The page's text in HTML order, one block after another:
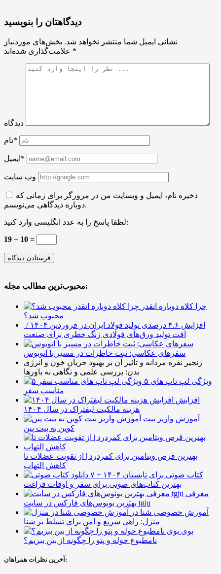
دیدگاهتان را بنویسید
نشانی ایمیل شما منتشر نخواهد شد. بخش‌های موردنیاز
*
دیدگاه
نام*
ایمیل*
وب سایت
ذخیره نام، ایمیل و وبسایت من در مرورگر برای زمانی که
دوباره دیدگاهی می‌نویسم.
لطفا پاسخ را به عدد انگلیسی وارد کنید:
19 − 10 =
محبوب‌ترین مطالب مجله:
چرا کلاه دوباره انقدر
محبوب شد؟
افزایش ۴.۶ درصدی تولید فولاد ایران در فروردین ۱۴۰۴ /
افت تولید ورق‌های فولادی زنگ خطری برای صنعت
سفرهای عکاسی: ثبت خاطرات در مسیر با اتوبوس
زنجیر نقره مردانه و تأثیر آن بر بهبود جریان خون و انرژی
بدن: بررسی علمی و نگاهی به باورها
۵ ویژگی لپ تاپ های
مناسب سفر
افزایش
هزینه مالکیت لیفتراک در سال ۱۴۰۴
آموزش واریز بیت
کوین به بیت پین
بهترین قرص ویتامین برای کمردرد | از تقویت عضلات تا
کاهش التهاب
۷ کتاب صوتی برای تابستان ۱۴۰۴ +
بهترین کتاب‌های صوتی برای سفر و اوقات فراغت
معرفی
بهترین بونوس‌های فارکس در سایت tgju
آموزش خصوصی شنا در
منزل: راهی سریع و امن برای تسلط بر شنا
بوی
نامطبوع حوله و پتو را چگونه از بین ببریم؟
آخرین نظرات همراهان: